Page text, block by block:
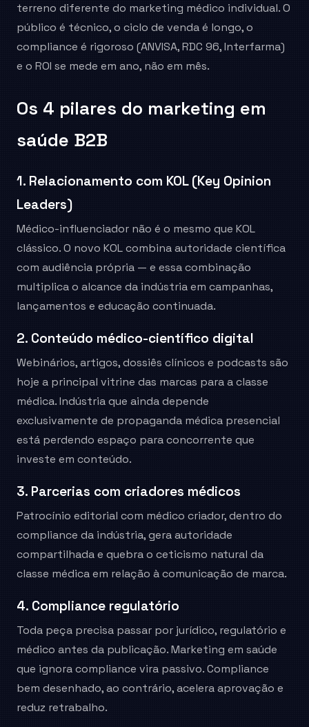
terreno diferente do marketing médico individual. O
público é técnico, o ciclo de venda é longo, o
compliance é rigoroso (ANVISA, RDC 96, Interfarma)
e o ROI se mede em ano, não em mês.
Os 4 pilares do marketing em
saúde B2B
1. Relacionamento com KOL (Key Opinion
Leaders)
Médico-influenciador não é o mesmo que KOL
clássico. O novo KOL combina autoridade científica
com audiência própria — e essa combinação
multiplica o alcance da indústria em campanhas,
lançamentos e educação continuada.
2. Conteúdo médico-científico digital
Webinários, artigos, dossiês clínicos e podcasts são
hoje a principal vitrine das marcas para a classe
médica. Indústria que ainda depende
exclusivamente de propaganda médica presencial
está perdendo espaço para concorrente que
investe em conteúdo.
3. Parcerias com criadores médicos
Patrocínio editorial com médico criador, dentro do
compliance da indústria, gera autoridade
compartilhada e quebra o ceticismo natural da
classe médica em relação à comunicação de marca.
4. Compliance regulatório
Toda peça precisa passar por jurídico, regulatório e
médico antes da publicação. Marketing em saúde
que ignora compliance vira passivo. Compliance
bem desenhado, ao contrário, acelera aprovação e
reduz retrabalho.